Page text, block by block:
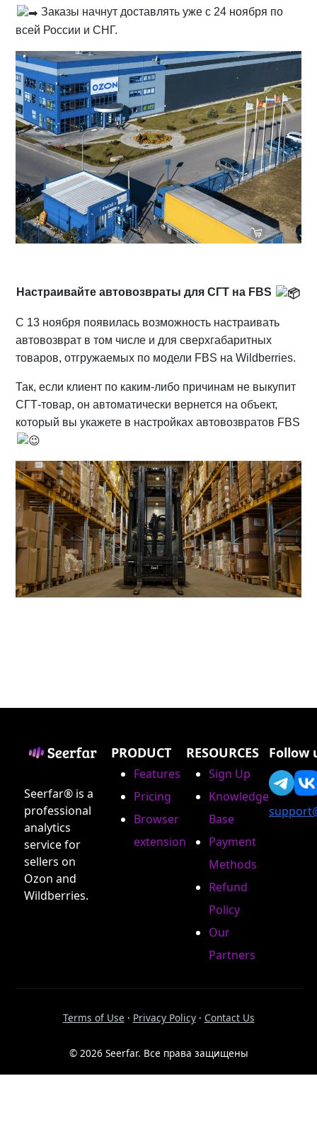
Заказы начнут доставлять уже с 24 ноября по
всей России и СНГ.
Настраивайте автовозвраты для СГТ на FBS
C 13 ноября появилась возможность настраивать
автовозврат в том числе и для сверхгабаритных
товаров, отгружаемых по модели FBS на Wildberries.
Так, если клиент по каким-либо причинам не выкупит
СГТ-товар, он автоматически вернется на объект,
который вы укажете в настройках автовозвратов FBS
Seerfar® is a
professional
analytics
service for
sellers on
Ozon and
Wildberries.
PRODUCT
Features
Pricing
Browser
extension
RESOURCES
Sign Up
Knowledge
Base
Payment
Methods
Refund
Policy
Our
Partners
Follow
Terms of Use · Privacy Policy· Contact Us
© 2026 Seerfar. Все права защищены